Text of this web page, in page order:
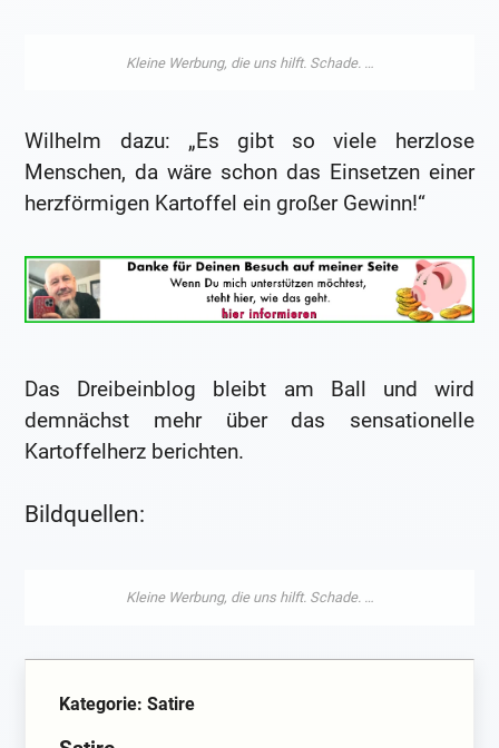
Wilhelm dazu: „Es gibt so viele herzlose
Menschen, da wäre schon das Einsetzen einer
herzförmigen Kartoffel ein großer Gewinn!“
Das Dreibeinblog bleibt am Ball und wird
demnächst mehr über das sensationelle
Kartoffelherz berichten.
Bildquellen:
Kategorie: Satire